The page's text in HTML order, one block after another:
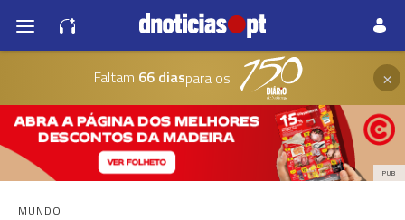
Faltam 66 diaspara os ×
PUB
MUNDO